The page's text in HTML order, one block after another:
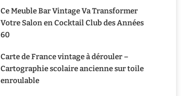
Ce Meuble Bar Vintage Va Transformer
Votre Salon en Cocktail Club des Années
60
Carte de France vintage à dérouler –
Cartographie scolaire ancienne sur toile
enroulable